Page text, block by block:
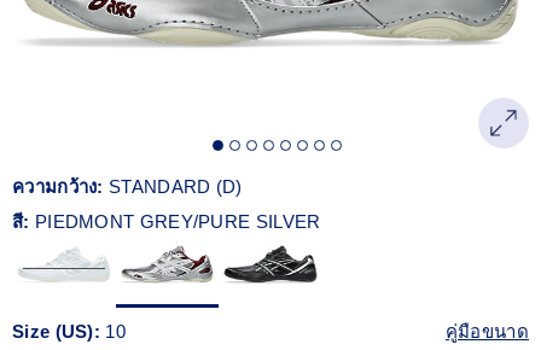
ความกว้าง: STANDARD (D)
สี: PIEDMONT GREY/PURE SILVER
Size (US): 10 คู่มือขนาด